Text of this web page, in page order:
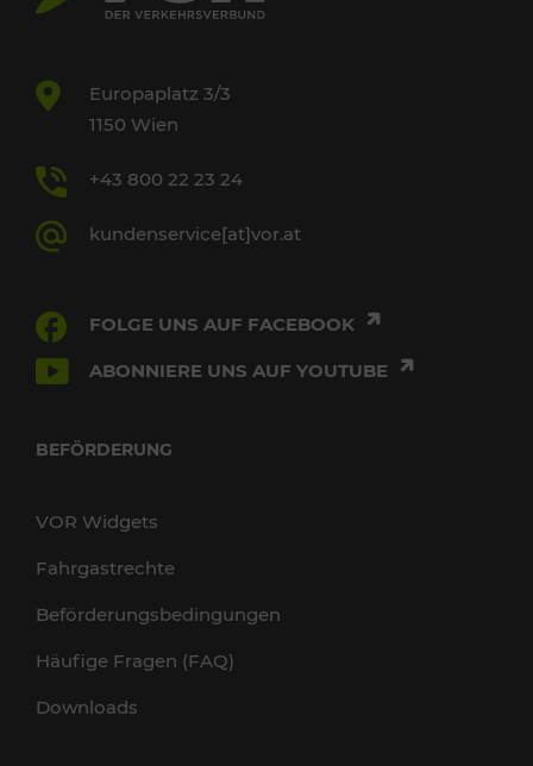
Europaplatz 3/3
1150 Wien
+43 800 22 23 24
kundenservice[at]vor.at
FOLGE UNS AUF FACEBOOK
ABONNIERE UNS AUF YOUTUBE
BEFÖRDERUNG
VOR Widgets
Fahrgastrechte
Beförderungsbedingungen
Häufige Fragen (FAQ)
Downloads